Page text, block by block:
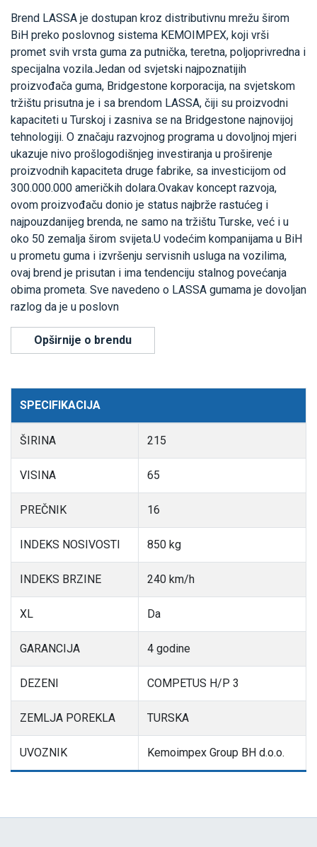
Brend LASSA je dostupan kroz distributivnu mrežu širom
BiH preko poslovnog sistema KEMOIMPEX, koji vrši
promet svih vrsta guma za putnička, teretna, poljoprivredna i
specijalna vozila.Jedan od svjetski najpoznatijih
proizvođača guma, Bridgestone korporacija, na svjetskom
tržištu prisutna je i sa brendom LASSA, čiji su proizvodni
kapaciteti u Turskoj i zasniva se na Bridgestone najnovijoj
tehnologiji. O značaju razvojnog programa u dovoljnoj mjeri
ukazuje nivo prošlogodišnjeg investiranja u proširenje
proizvodnih kapaciteta druge fabrike, sa investicijom od
300.000.000 američkih dolara.Ovakav koncept razvoja,
ovom proizvođaču donio je status najbrže rastućeg i
najpouzdanijeg brenda, ne samo na tržištu Turske, već i u
oko 50 zemalja širom svijeta.U vodećim kompanijama u BiH
u prometu guma i izvršenju servisnih usluga na vozilima,
ovaj brend je prisutan i ima tendenciju stalnog povećanja
obima prometa. Sve navedeno o LASSA gumama je dovoljan
razlog da je u poslovn
Opširnije o brendu
SPECIFIKACIJA
ŠIRINA 215
VISINA 65
PREČNIK 16
INDEKS NOSIVOSTI 850 kg
INDEKS BRZINE 240 km/h
XL Da
GARANCIJA 4 godine
DEZENI COMPETUS H/P 3
ZEMLJA POREKLA TURSKA
UVOZNIK Kemoimpex Group BH d.o.o.